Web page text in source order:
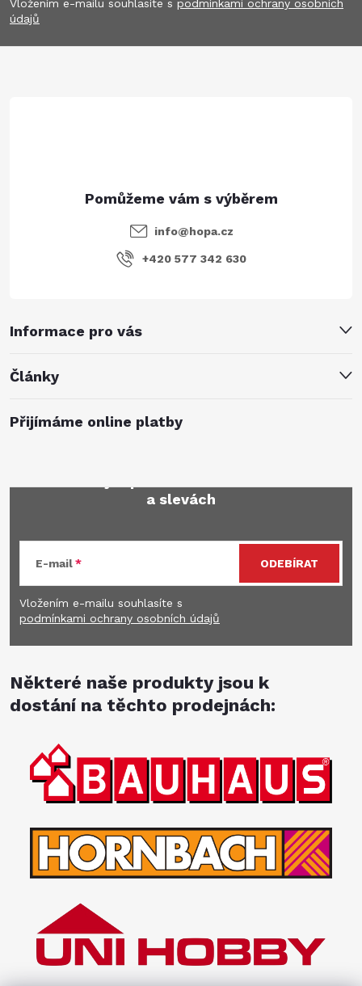
a
Vložením e-mailu souhlasíte s podmínkami ochrany osobních
údajů
Informace pro vás
Články
info@hopa.cz
+420 577 342 630
Přijímáme online platby
a slevách
E-mail
Vložením e-mailu souhlasíte s
podmínkami ochrany osobních údajů
ODEBÍRAT
Některé naše produkty jsou k
dostání na těchto prodejnách: